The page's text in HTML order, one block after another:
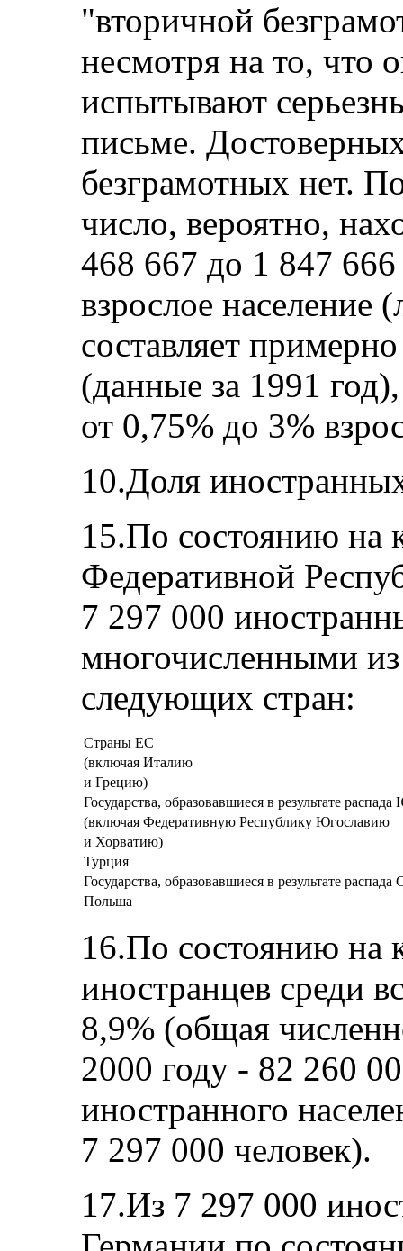
"вторичной
несмотря на то, что
испытывают
письме.
безграмотных нет.
число, вероятно,
468 667 до 1 847
взрослое население
составляет
(данные за 1991
от 0,75% до 3%
10.Доля
15.По состоянию на
Федеративной
7 297 000
многочисленными
следующих стран:
Страны ЕС
(включая Италию
и Грецию)
Государства, образовавшиеся в результате
(включая Федеративную Республику Югославию
и Хорватию)
Турция
Государства, образовавшиеся в результате
Польша
16.По состоянию на
иностранцев среди
8,9% (общая
2000 году - 82 260
иностранного
7 297 000 человек).
17.Из 7 297 000